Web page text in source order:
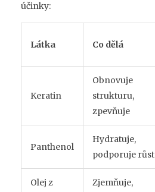
účinky:
Látka Co dělá
Keratin
Obnovuje
strukturu,
zpevňuje
Panthenol
Hydratuje,
podporuje růst
Olej z
Zjemňuje,